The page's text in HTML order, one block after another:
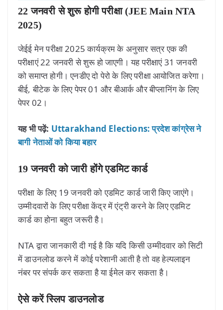
22 जनवरी से शुरू होगी परीक्षा (JEE Main NTA
2025)
जेईई मेन परीक्षा 2025 कार्यक्रम के अनुसार सत्र एक की
परीक्षाएं 22 जनवरी से शुरू हो जाएगी। यह परीक्षाएं 31 जनवरी
को समाप्त होगी। एनडीए दो पेरो के लिए परीक्षा आयोजित करेगा।
बीई, बीटेक के लिए पेपर 01 और बीआर्क और बीप्लानिंग के लिए
पेपर 02।
यह भी पढ़ें: Uttarakhand Elections: प्रदेश कांग्रेस ने
बागी नेताओं को किया बहार
19 जनवरी को जारी होंगे एडमिट कार्ड
परीक्षा के लिए 19 जनवरी को एडमिट कार्ड जारी किए जाएंगे।
उम्मीदवारों के लिए परीक्षा केंद्र में एंट्री करने के लिए एडमिट
कार्ड का होना बहुत जरूरी है।
NTA द्वारा जानकारी दी गई है कि यदि किसी उम्मीदवार को सिटी
में डाउनलोड करने में कोई परेशानी आती है तो वह हेल्पलाइन
नंबर पर संपर्क कर सकता है या ईमेल कर सकता है।
ऐसे करें स्लिप डाउनलोड